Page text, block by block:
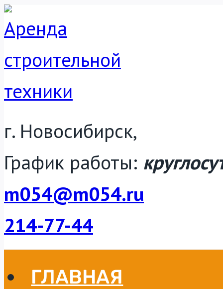
Перейти
к
содержанию
г. Новосибирск,
График работы:
m054@m054.ru
214-77-44
ГЛАВНАЯ